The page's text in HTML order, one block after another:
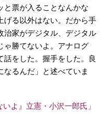
と票が入ることなんかな
げる以外はない。だから手
治家がデジタル、デジタル
ゃ勝てないよ。アナログ
話をした。握手をした。良
なるんだ」と述べていま
よ』立憲・小沢一郎氏」